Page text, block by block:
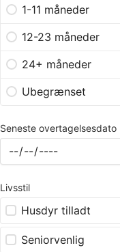
1-11 måneder
12-23 måneder
24+ måneder
Ubegrænset
Seneste overtagelsesdato
Livsstil
Husdyr tilladt
Seniorvenlig